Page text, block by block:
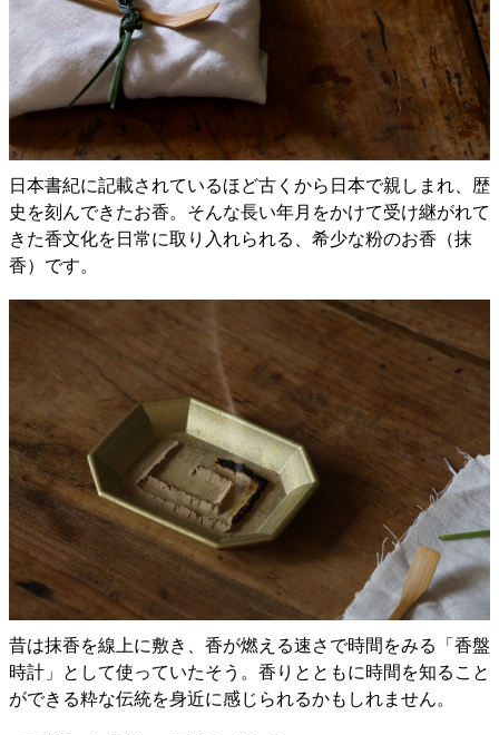
日本書紀に記載されているほど古くから日本で親しまれ、歴
史を刻んできたお香。そんな長い年月をかけて受け継がれて
きた香文化を日常に取り入れられる、希少な粉のお香（抹
香）です。
昔は抹香を線上に敷き、香が燃える速さで時間をみる「香盤
時計」として使っていたそう。香りとともに時間を知ること
ができる粋な伝統を身近に感じられるかもしれません。